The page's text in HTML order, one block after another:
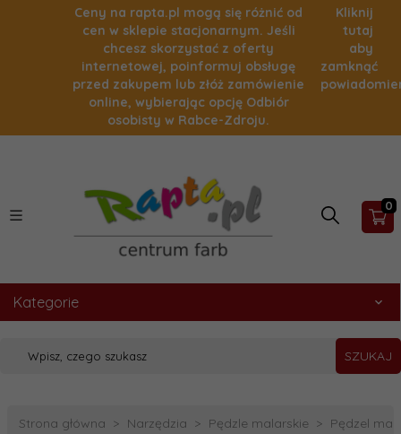
Ceny na rapta.pl mogą się różnić od
cen w sklepie stacjonarnym. Jeśli
chcesz skorzystać z oferty
internetowej, poinformuj obsługę
przed zakupem lub złóż zamówienie
online, wybierając opcję Odbiór
osobisty w Rabce-Zdroju.
Kliknij
tutaj
aby
zamknąć
0
Kategorie
SZUKAJ
Strona główna Narzędzia Pędzle malarskie Pędzel